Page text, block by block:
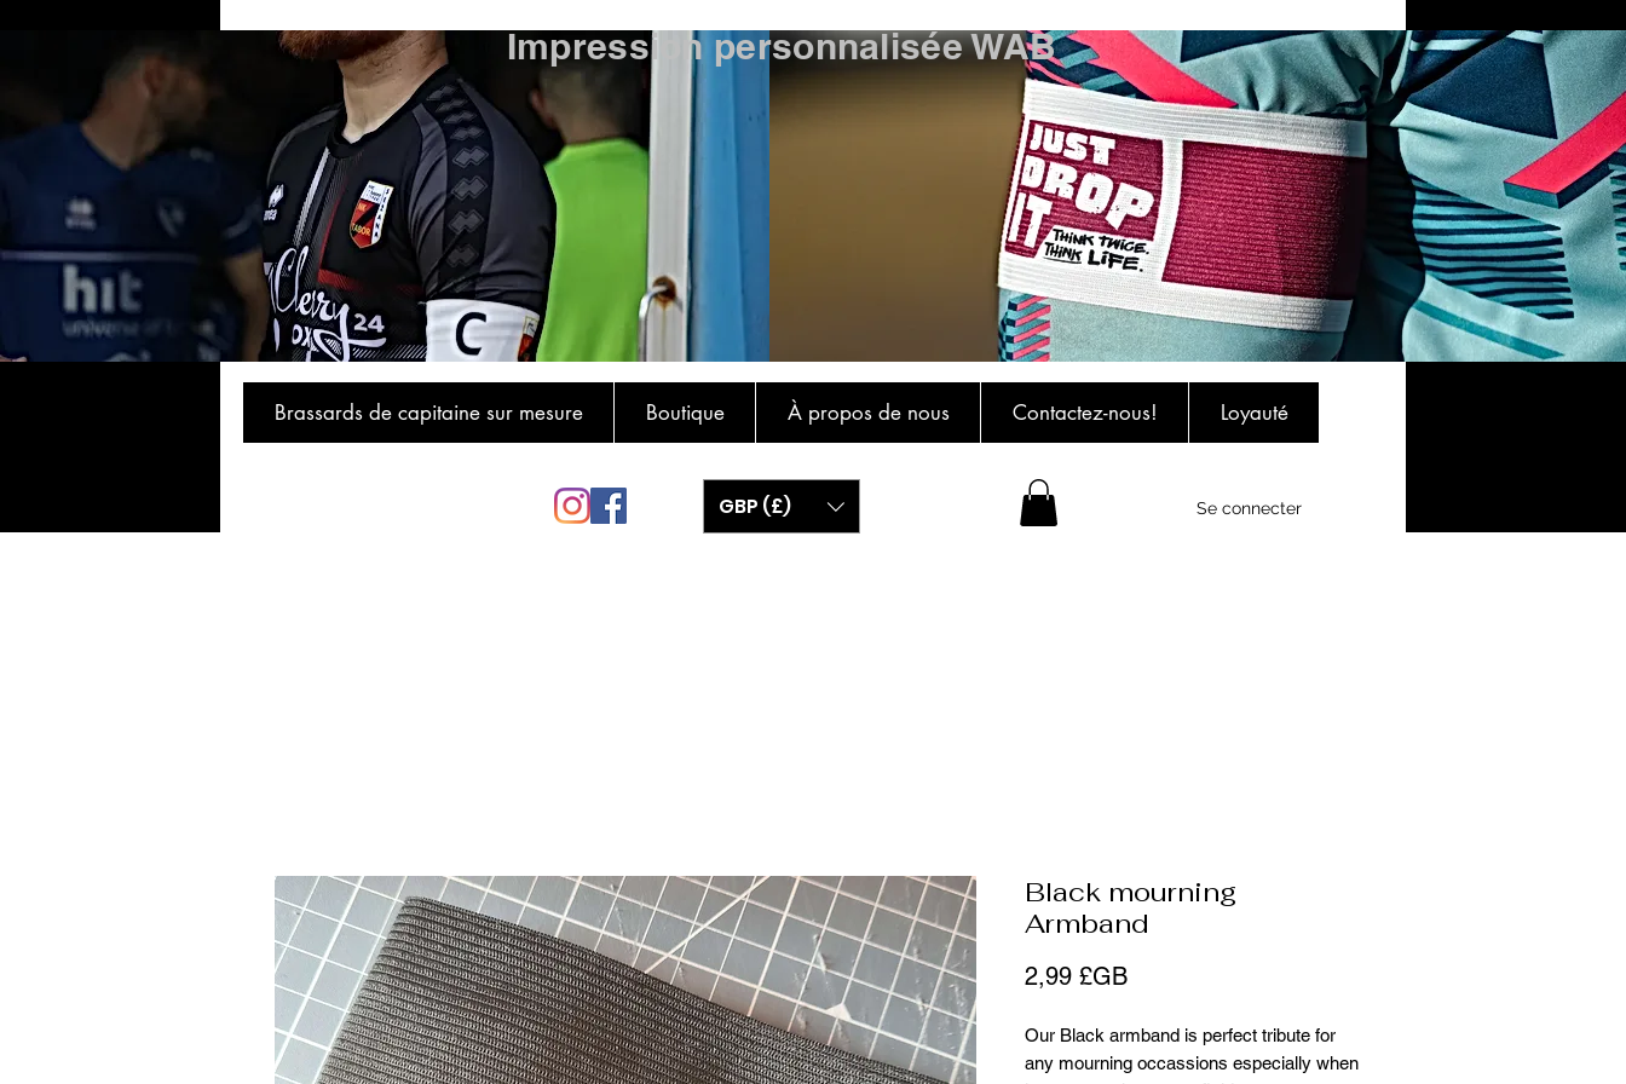
Impression personnalisée WAB
Brassards de capitaine sur mesure Boutique À propos de nous Contactez-nous! Loyauté
GBP (£) Se connecter
Black mourning
Armband
2,99 £GBPrix
Our Black armband is perfect tribute for
any mourning occassions especially when